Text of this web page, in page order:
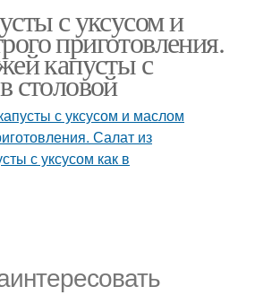
с уксусом и
приготовления.
капусты с
столовой